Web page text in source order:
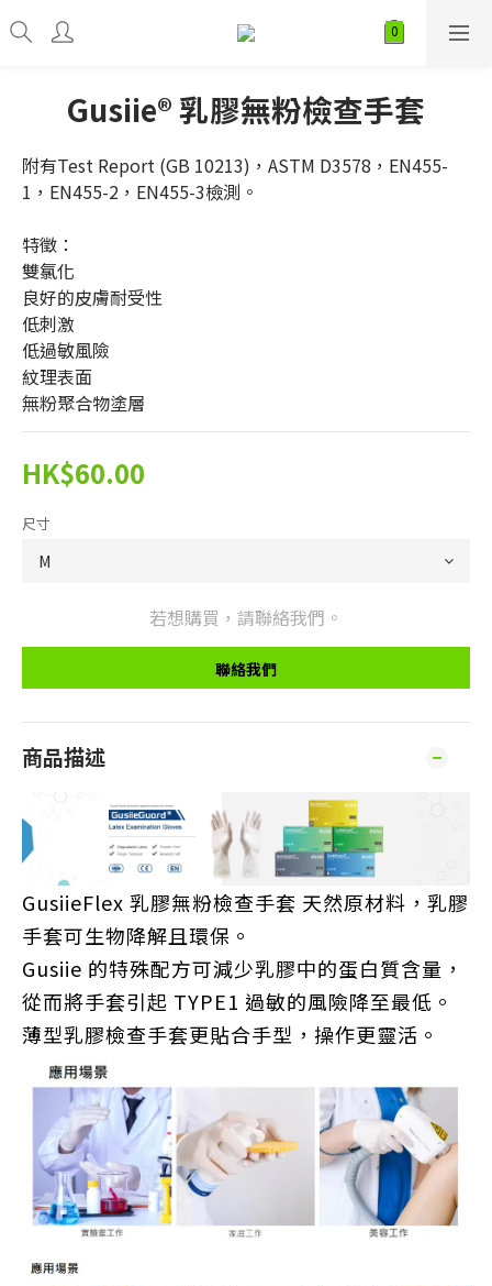
Gusiie® 乳膠無粉檢查手套
附有Test Report (GB 10213)，ASTM D3578，EN455-
1，EN455-2，EN455-3檢測。
特徵：
雙氯化
良好的皮膚耐受性
低刺激
低過敏風險
紋理表面
無粉聚合物塗層
HK$60.00
尺寸
若想購買，請聯絡我們。
聯絡我們
商品描述
GusiieFlex 乳膠無粉檢查手套 天然原材料，乳膠
手套可生物降解且環保。
Gusiie 的特殊配方可減少乳膠中的蛋白質含量，
從而將手套引起 TYPE1 過敏的風險降至最低。
薄型乳膠檢查手套更貼合手型，操作更靈活 。